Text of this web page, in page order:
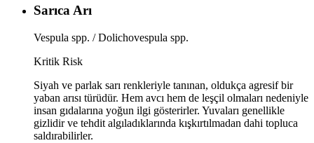
Sarıca Arı
Vespula spp. / Dolichovespula spp.
Kritik Risk
Siyah ve parlak sarı renkleriyle tanınan, oldukça agresif bir
yaban arısı türüdür. Hem avcı hem de leşçil olmaları nedeniyle
insan gıdalarına yoğun ilgi gösterirler. Yuvaları genellikle
gizlidir ve tehdit algıladıklarında kışkırtılmadan dahi topluca
saldırabilirler.